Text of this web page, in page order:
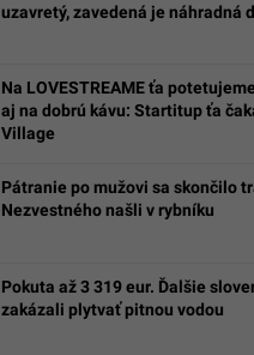
uzavretý, zavedená je náhradná
Na LOVESTREAME ťa
aj na dobrú kávu: Startitup ťa
Village
Pátranie po mužovi sa skončilo
Nezvestného našli v rybníku
Pokuta až 3 319 eur. Ďalšie
zakázali plytvať pitnou vodou